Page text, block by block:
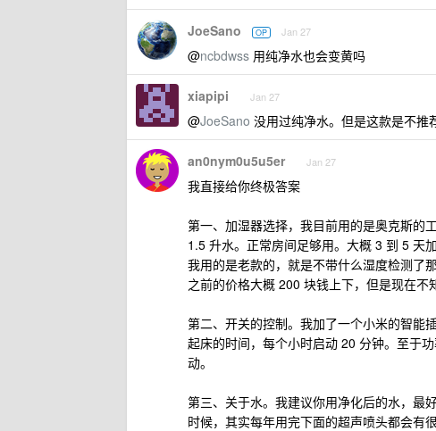
JoeSano OP Jan 27
@ncbdwss 用纯净水也会变黄吗
xiapipi Jan 27
@JoeSano 没用过纯净水。但是这款是不推
an0nym0u5u5er Jan 27
我直接给你终极答案
第一、加湿器选择，我目前用的是奥克斯的
1.5 升水。正常房间足够用。大概 3 到 5 天加
我用的是老款的，就是不带什么湿度检测了
之前的价格大概 200 块钱上下，但是现在不
第二、开关的控制。我加了一个小米的智能
起床的时间，每个小时启动 20 分钟。至于
动。
第三、关于水。我建议你用净化后的水，最
时候，其实每年用完下面的超声喷头都会有